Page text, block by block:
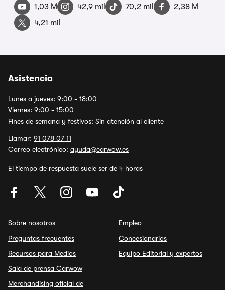
1,03 M 42,9 mil 70,2 mil
2,38 M
4,21 mil
Asistencia
Lunes a jueves: 9:00 - 18:00
Viernes: 9:00 - 15:00
Fines de semana y festivos: Sin atención al cliente
Llamar: 91 078 07 11
Correo electrónico: ayuda@carwow.es
El tiempo de respuesta suele ser de 4 horas
Sobre nosotros
Preguntas frecuentes
Recursos para Medios
Sala de prensa Carwow
Merchandising oficial de
Empleo
Concesionarios
Equipo Editorial y expertos